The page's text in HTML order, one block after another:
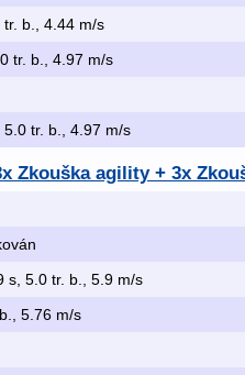
b., 4.44 m/s
tr. b., 4.97 m/s
tr. b., 4.97 m/s
Zkouška agility + 3x
s, 5.0 tr. b., 5.9 m/s
5.76 m/s